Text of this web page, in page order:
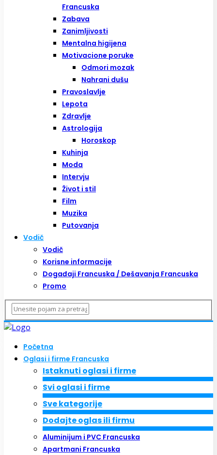
Francuska
Zabava
Zanimljivosti
Mentalna higijena
Motivacione poruke
Odmori mozak
Nahrani dušu
Pravoslavlje
Lepota
Zdravlje
Astrologija
Horoskop
Kuhinja
Moda
Intervju
Život i stil
Film
Muzika
Putovanja
Vodič
Vodič
Korisne informacije
Događaji Francuska / Dešavanja Francuska
Promo
Početna
Oglasi i firme Francuska
Istaknuti oglasi i firme
Svi oglasi i firme
Sve kategorije
Dodajte oglas ili firmu
Aluminijum i PVC Francuska
Apartmani Francuska